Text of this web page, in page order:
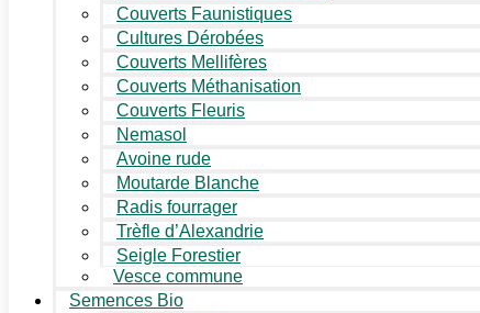
Couverts Faunistiques
Cultures Dérobées
Couverts Mellifères
Couverts Méthanisation
Couverts Fleuris
Nemasol
Avoine rude
Moutarde Blanche
Radis fourrager
Trèfle d’Alexandrie
Seigle Forestier
Vesce commune
Semences Bio